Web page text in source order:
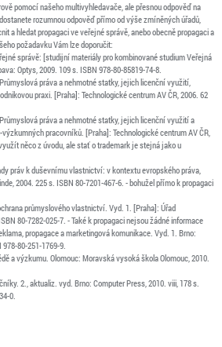
pomocí našeho multivyhledavače, ale přesnou odpověď na
rozumnou odpověď přímo od výše zmíněných úřadů,
a hledat propagaci ve veřejné správě, anebo obecně propagaci a
požadavku Vám lze doporučit:
správě: [studijní materiály pro kombinované studium Veřejná
Optys, 2009. 109 s. ISBN 978-80-85819-74-8.
práva a nehmotné statky, jejich licenční využití,
praxi. [Praha]: Technologické centrum AV ČR, 2006. 62
práva a nehmotné statky, jejich licenční využití a
pracovníků. [Praha]: Technologické centrum AV ČR,
něco z úvodu, ale stať o trademark je stejná jako u
práv k duševnímu vlastnictví: v kontextu evropského práva,
2004. 225 s. ISBN 80-7201-467-6. - bohužel přímo k propagaci
průmyslového vlastnictví. Vyd. 1. [Praha]: Úřad
80-7282-025-7. - Také k propagaci nejsou žádné informace
propagace a marketingová komunikace. Vyd. 1. Brno:
80-251-1769-9.
a výzkumu. Olomouc: Moravská vysoká škola Olomouc, 2010.
2., aktualiz. vyd. Brno: Computer Press, 2010. viii, 178 s.
0.